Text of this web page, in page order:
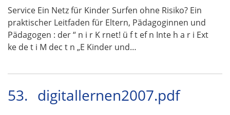
Service Ein Netz für Kinder Surfen ohne Risiko? Ein
praktischer Leitfaden für Eltern, Pädagoginnen und
Pädagogen : der “ n i r K rnet! ü f t ef n Inte h a r i Ext
ke de t i M dec t n „E Kinder und…
53. digitallernen2007.pdf